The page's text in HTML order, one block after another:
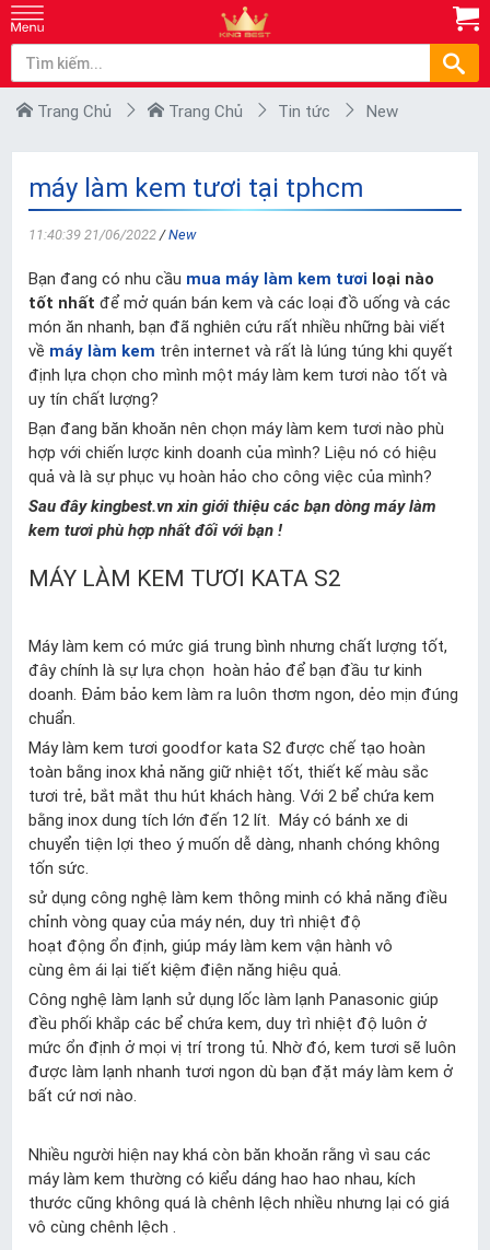
Trang Chủ Trang Chủ Tin tức New
máy làm kem tươi tại tphcm
11:40:39 21/06/2022 /New
Bạn đang có nhu cầu mua máy làm kem tươi loại nào
tốt nhất để mở quán bán kem và các loại đồ uống và các
món ăn nhanh, bạn đã nghiên cứu rất nhiều những bài viết
về máy làm kem trên internet và rất là lúng túng khi quyết
định lựa chọn cho mình một máy làm kem tươi nào tốt và
uy tín chất lượng?
Bạn đang băn khoăn nên chọn máy làm kem tươi nào phù
hợp với chiến lược kinh doanh của mình? Liệu nó có hiệu
quả và là sự phục vụ hoàn hảo cho công việc của mình?
Sau đây kingbest.vn xin giới thiệu các bạn dòng máy làm
kem tươi phù hợp nhất đối với bạn !
MÁY LÀM KEM TƯƠI KATA S2
Máy làm kem có mức giá trung bình nhưng chất lượng tốt,
đây chính là sự lựa chọn hoàn hảo để bạn đầu tư kinh
doanh. Đảm bảo kem làm ra luôn thơm ngon, dẻo mịn đúng
chuẩn.
Máy làm kem tươi goodfor kata S2 được chế tạo hoàn
toàn bằng inox khả năng giữ nhiệt tốt, thiết kế màu sắc
tươi trẻ, bắt mắt thu hút khách hàng. Với 2 bể chứa kem
bằng inox dung tích lớn đến 12 lít. Máy có bánh xe di
chuyển tiện lợi theo ý muốn dễ dàng, nhanh chóng không
tốn sức.
sử dụng công nghệ làm kem thông minh có khả năng điều
chỉnh vòng quay của máy nén, duy trì nhiệt độ
hoạt động ổn định, giúp máy làm kem vận hành vô
cùng êm ái lại tiết kiệm điện năng hiệu quả.
Công nghệ làm lạnh sử dụng lốc làm lạnh Panasonic giúp
đều phối khắp các bể chứa kem, duy trì nhiệt độ luôn ở
mức ổn định ở mọi vị trí trong tủ. Nhờ đó, kem tươi sẽ luôn
được làm lạnh nhanh tươi ngon dù bạn đặt máy làm kem ở
bất cứ nơi nào.
Nhiều người hiện nay khá còn băn khoăn rằng vì sau các
máy làm kem thường có kiểu dáng hao hao nhau, kích
thước cũng không quá là chênh lệch nhiều nhưng lại có giá
vô cùng chênh lệch .